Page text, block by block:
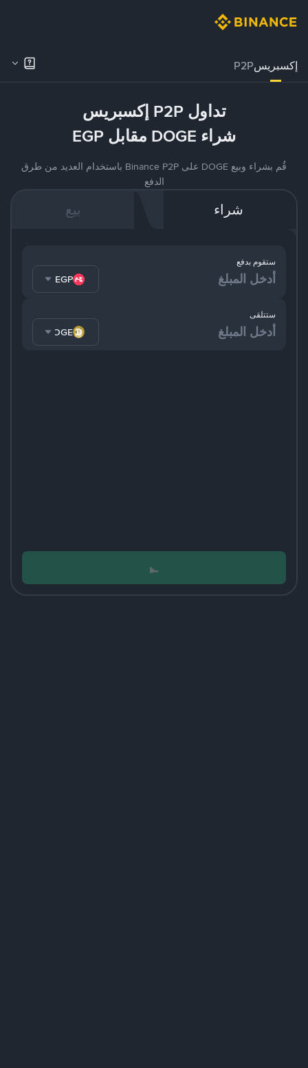
إكسبريسP2P
تداول P2P إكسبريس
شراء DOGE مقابل EGP
قُم بشراء وبيع DOGE على Binance P2P باستخدام العديد من طرق
الدفع
شراء بيع
ستقوم بدفع
EGP
ستتلقى
DOGE